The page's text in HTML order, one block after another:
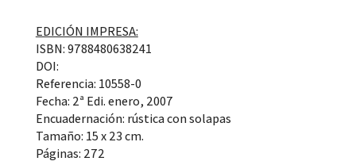
EDICIÓN IMPRESA:
ISBN: 9788480638241
DOI:
Referencia: 10558-0
Fecha: 2ª Edi. enero, 2007
Encuadernación: rústica con solapas
Tamaño: 15 x 23 cm.
Páginas: 272